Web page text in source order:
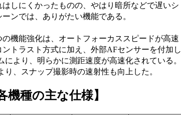
しにくかったものの、やはり暗所などで遅いシ
ンでは、ありがたい機能である。
機能強化は、オートフォーカススピードが高速
トラスト方式に加え、外部AFセンサーを付加し
より、明らかに測距速度が高速化されている。
、スナップ撮影時の速射性も向上した。
機種の主な仕様】